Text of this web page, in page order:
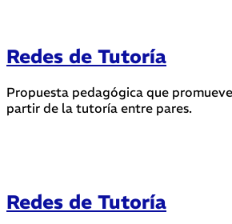
Redes de Tutoría
Propuesta pedagógica que
partir de la tutoría entre pares.
Redes de Tutoría